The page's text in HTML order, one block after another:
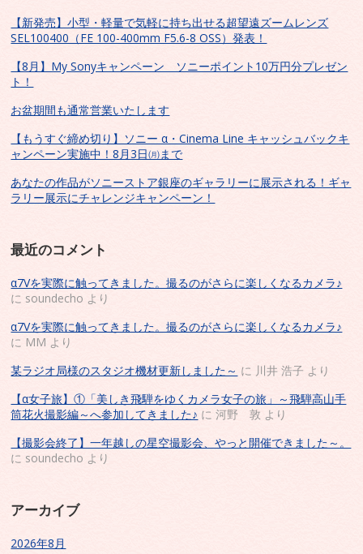
【新発売】小型・軽量で気軽に持ち出せる超望遠ズームレンズ
SEL100400（FE 100-400mm F5.6-8 OSS）発表！
【8月】My Sonyキャンペーン ソニーポイント10万円分プレゼン
ト！
お盆期間も通常営業いたします
【もうすぐ締め切り】ソニー α・Cinema Line キャッシュバックキ
ャンペーン実施中！8月3日㈪まで
あなたの作品がソニーストア銀座のギャラリーに展示される！ギャ
ラリー展示にチャレンジキャンペーン！
最近のコメント
α7Vを実際に触ってきました。撮るのがさらに楽しくなるカメラ♪
に soundecho より
α7Vを実際に触ってきました。撮るのがさらに楽しくなるカメラ♪
に MM より
某ラジオ局様のスタジオ機材更新しました～ に 川井 浩子 より
【α女子旅】①「美しき飛騨をゆくカメラ女子の旅」～飛騨高山手
筒花火撮影編～へ参加してきました♪ に河野 敦 より
【撮影会終了】一年越しの星空撮影会、やっと開催できました～。
に soundecho より
アーカイブ
2026年8月